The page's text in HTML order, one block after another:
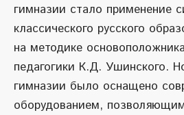
гимназии стало применение
классического русского
на методике
педагогики К.Д. Ушинского.
гимназии было оснащено
оборудованием,